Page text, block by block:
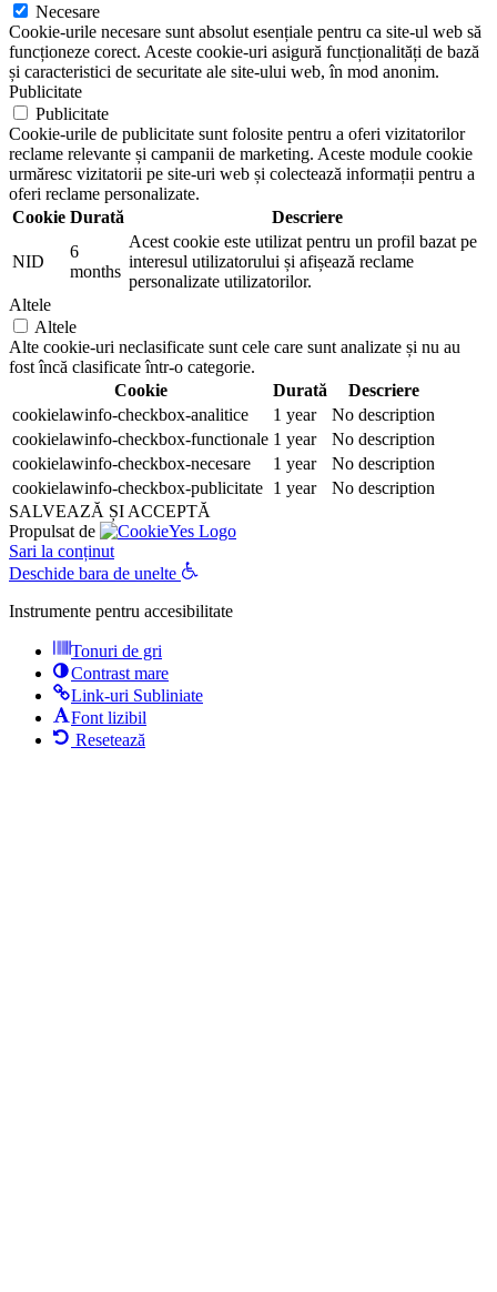
Necesare
Cookie-urile necesare sunt absolut esențiale pentru ca site-ul web să
funcționeze corect. Aceste cookie-uri asigură funcționalități de bază
și caracteristici de securitate ale site-ului web, în mod anonim.
Publicitate
Publicitate
Cookie-urile de publicitate sunt folosite pentru a oferi vizitatorilor
reclame relevante și campanii de marketing. Aceste module cookie
urmăresc vizitatorii pe site-uri web și colectează informații pentru a
oferi reclame personalizate.
Cookie Durată Descriere
NID
6
months
Acest cookie este utilizat pentru un profil bazat pe
interesul utilizatorului și afișează reclame
personalizate utilizatorilor.
Altele
Altele
Alte cookie-uri neclasificate sunt cele care sunt analizate și nu au
fost încă clasificate într-o categorie.
Cookie
Durată
Descriere
cookielawinfo-checkbox-analitice
1 year
No description
cookielawinfo-checkbox-functionale 1 year
No description
cookielawinfo-checkbox-necesare
1 year
No description
cookielawinfo-checkbox-publicitate 1 year
No description
SALVEAZĂ ȘI ACCEPTĂ
Propulsat de
Sari la conținut
Deschide bara de unelte
Instrumente pentru accesibilitate
Tonuri de gri
Contrast mare
Link-uri Subliniate
Font lizibil
Resetează